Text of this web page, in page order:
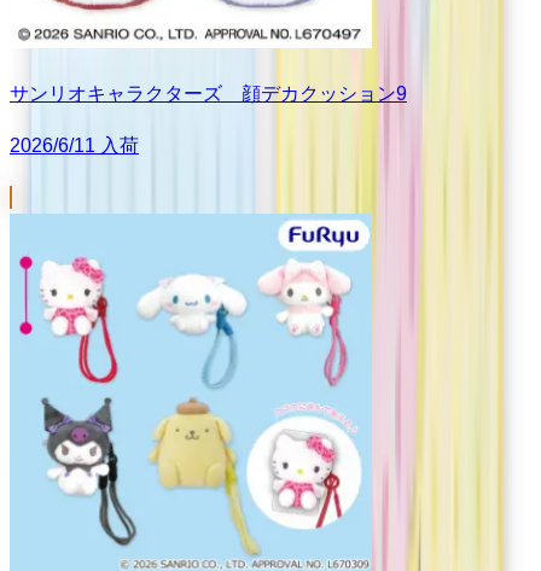
サンリオキャラクターズ 顔デカクッション9
2026/6/11 入荷